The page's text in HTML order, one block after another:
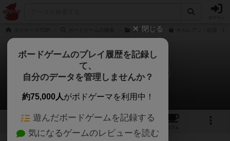
オルレアン
オルレアン：侵略（拡張）
あるえすさんのレビュー
3 4
カフェ
閉じる
ボードゲームのプレイ履歴を記録し
て、
自分のデータを管理しませんか？
約75,000人がボドゲーマを利用中！
遊んだボードゲームを記録する
気になるゲームのレビューを読む